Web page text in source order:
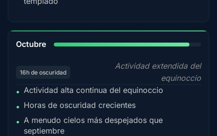
Octubre
16h de oscuridad
Actividad extendida del
equinoccio
• Actividad alta continua del equinoccio
• Horas de oscuridad crecientes
• A menudo cielos más despejados que
septiembre